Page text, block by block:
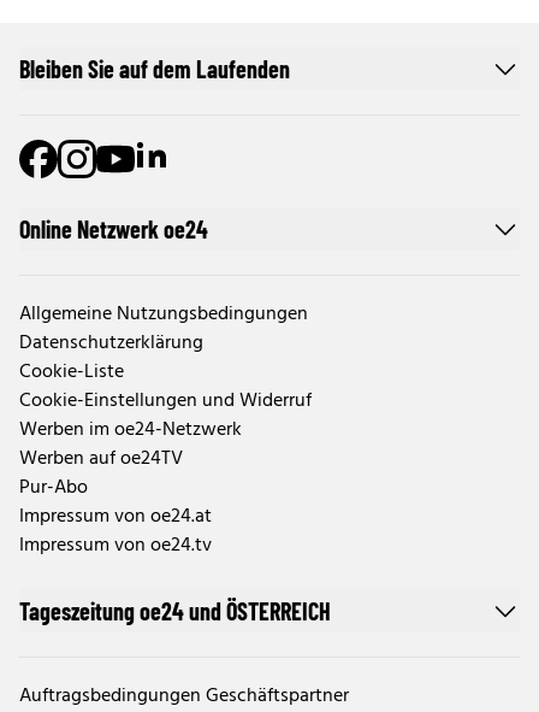
Online Netzwerk oe24
Allgemeine Nutzungsbedingungen
Datenschutzerklärung
Cookie-Liste
Cookie-Einstellungen und Widerruf
Werben im oe24-Netzwerk
Werben auf oe24TV
Pur-Abo
Impressum von oe24.at
Impressum von oe24.tv
Tageszeitung oe24 und ÖSTERREICH
Auftragsbedingungen Geschäftspartner
Bleiben Sie auf dem Laufenden